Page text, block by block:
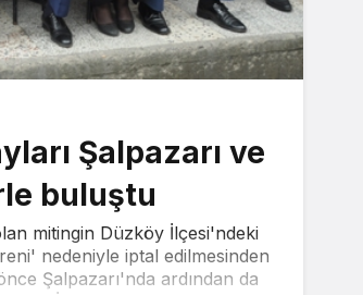
Şalpazarı ve
buluştu
mitingin Düzköy İlçesi'ndeki
nedeniyle iptal edilmesinden
Şalpazarı'nda ardından da